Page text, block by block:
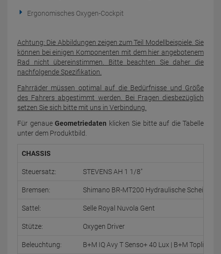
Ergonomisches Oxygen-Cockpit
Achtung: Die Abbildungen zeigen zum Teil Modellbeispiele. Sie
können bei einigen Komponenten mit dem hier angebotenem
Rad nicht übereinstimmen. Bitte beachten Sie daher die
nachfolgende Spezifikation.
Fahrräder müssen optimal auf die Bedürfnisse und Größe
des Fahrers abgestimmt werden. Bei Fragen diesbezüglich
setzen Sie sich bitte mit uns in Verbindung.
Für genaue Geometriedaten klicken Sie bitte auf die Tabelle
unter dem Produktbild.
CHASSIS
Steuersatz: STEVENS AH 1 1/8"
Bremsen: Shimano BR-MT200 Hydraulische
Sattel: Selle Royal Nuvola Gent
Stütze: Oxygen Driver
Beleuchtung: B+M IQ Avy T Senso+ 40 Lux | B+M Toplight